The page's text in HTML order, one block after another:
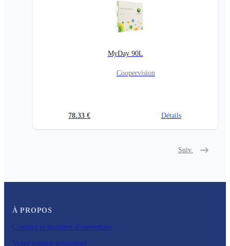
MyDay 90L
Coopervision
78.33 € Détails
Suiv.
À PROPOS
Contact et horaires d'ouverture
Votre espace personnel